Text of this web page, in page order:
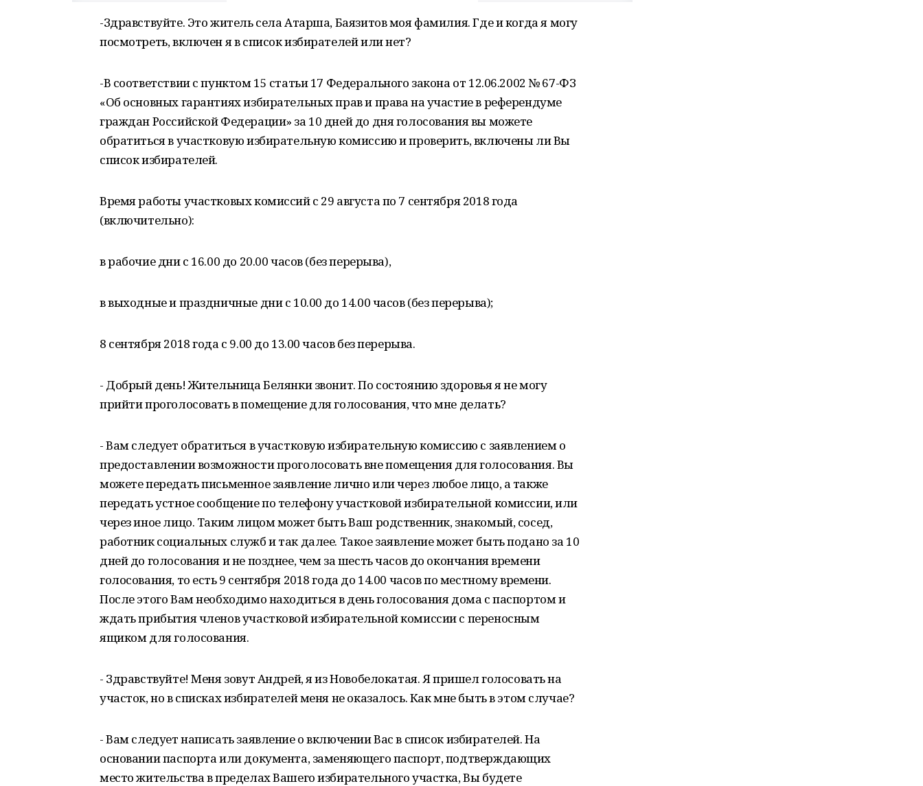
-Здравствуйте. Это житель села Атарша, Баязитов моя фамилия. Где и когда я могу
посмотреть, включен я в список избирателей или нет?
-В соответствии с пунктом 15 статьи 17 Федерального закона от 12.06.2002 № 67-ФЗ
«Об основных гарантиях избирательных прав и права на участие в референдуме
граждан Российской Федерации» за 10 дней до дня голосования вы можете
обратиться в участковую избирательную комиссию и проверить, включены ли Вы
список избирателей.
Время работы участковых комиссий с 29 августа по 7 сентября 2018 года
(включительно):
в рабочие дни с 16.00 до 20.00 часов (без перерыва),
в выходные и праздничные дни с 10.00 до 14.00 часов (без перерыва);
8 сентября 2018 года с 9.00 до 13.00 часов без перерыва.
- Добрый день! Жительница Белянки звонит. По состоянию здоровья я не могу
прийти проголосовать в помещение для голосования, что мне делать?
- Вам следует обратиться в участковую избирательную комиссию с заявлением о
предоставлении возможности проголосовать вне помещения для голосования. Вы
можете передать письменное заявление лично или через любое лицо, а также
передать устное сообщение по телефону участковой избирательной комиссии, или
через иное лицо. Таким лицом может быть Ваш родственник, знакомый, сосед,
работник социальных служб и так далее. Такое заявление может быть подано за 10
дней до голосования и не позднее, чем за шесть часов до окончания времени
голосования, то есть 9 сентября 2018 года до 14.00 часов по местному времени.
После этого Вам необходимо находиться в день голосования дома с паспортом и
ждать прибытия членов участковой избирательной комиссии с переносным
ящиком для голосования.
- Здравствуйте! Меня зовут Андрей, я из Новобелокатая. Я пришел голосовать на
участок, но в списках избирателей меня не оказалось. Как мне быть в этом случае?
- Вам следует написать заявление о включении Вас в список избирателей. На
основании паспорта или документа, заменяющего паспорт, подтверждающих
место жительства в пределах Вашего избирательного участка, Вы будете